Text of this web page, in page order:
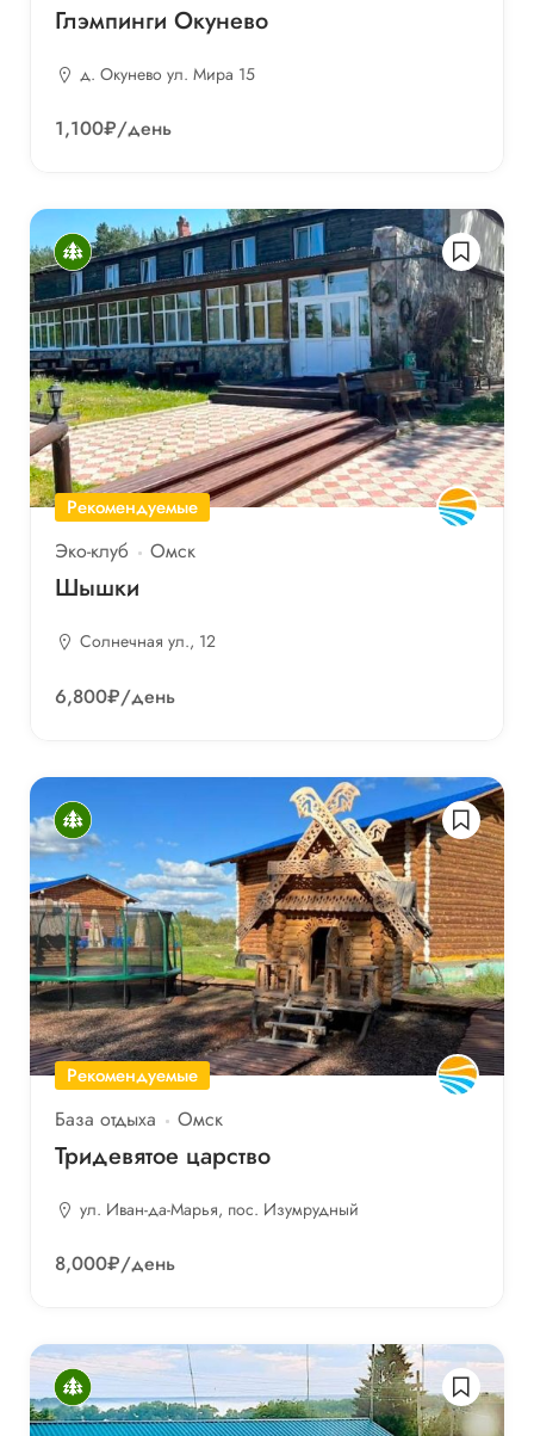
Глэмпинги Окунево
д. Окунево ул. Мира 15
1,100₽/день
Рекомендуемые
Эко-клуб Омск
Шышки
Солнечная ул., 12
6,800₽/день
Рекомендуемые
База отдыха Омск
Тридевятое царство
ул. Иван-да-Марья, пос. Изумрудный
8,000₽/день